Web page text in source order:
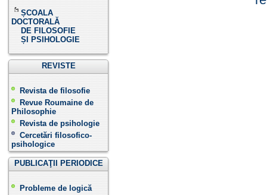
ȘCOALA
DOCTORALĂ
DE FILOSOFIE
ȘI PSIHOLOGIE
REVISTE
Revista de filosofie
Revue Roumaine de
Philosophie
Revista de psihologie
Cercetări filosofico-
psihologice
PUBLICAŢII PERIODICE
Probleme de logică